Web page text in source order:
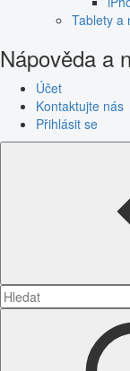
Tablety a
Nápověda a
Účet
Kontaktujte nás
Přihlásit se